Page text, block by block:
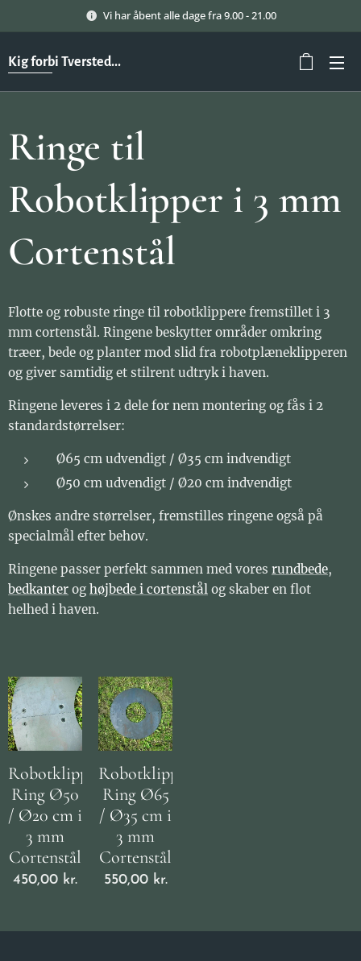
Vi har åbent alle dage fra 9.00 - 21.00
Kig forbi Tversted...
Ringe til
Robotklipper i 3 mm
Cortenstål
Flotte og robuste ringe til robotklippere fremstillet i 3
mm cortenstål. Ringene beskytter områder omkring
træer, bede og planter mod slid fra robotplæneklipperen
og giver samtidig et stilrent udtryk i haven.
Ringene leveres i 2 dele for nem montering og fås i 2
standardstørrelser:
Ø65 cm udvendigt / Ø35 cm indvendigt
Ø50 cm udvendigt / Ø20 cm indvendigt
Ønskes andre størrelser, fremstilles ringene også på
specialmål efter behov.
Ringene passer perfekt sammen med vores rundbede,
bedkanter og højbede i cortenstål og skaber en flot
helhed i haven.
Robotklipper
Ring Ø50
/ Ø20 cm i
3 mm
Cortenstål
450,00 kr.
Robotklipper
Ring Ø65
/ Ø35 cm i
3 mm
Cortenstål
550,00kr.